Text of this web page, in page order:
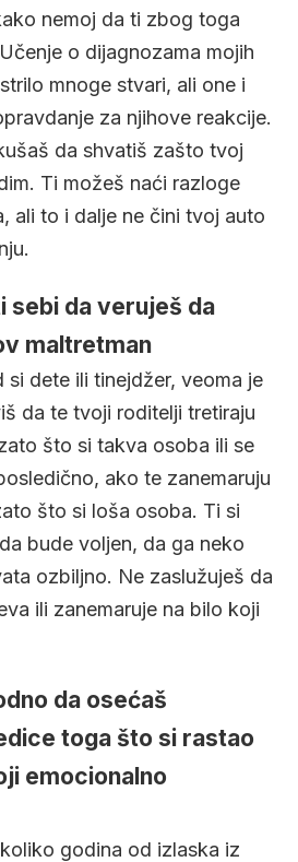
nemoj da ti zbog toga
o dijagnozama mojih
mnoge stvari, ali one i
za njihove reakcije.
da shvatiš zašto tvoj
Ti možeš naći razloge
ali to i dalje ne čini tvoj auto
sebi da veruješ da
maltretman
si dete ili tinejdžer, veoma je
da te tvoji roditelji tretiraju
što si takva osoba ili se
ako te zanemaruju
što si loša osoba. Ti si
bude voljen, da ga neko
ozbiljno. Ne zaslužuješ da
ili zanemaruje na bilo koji
da osećaš
toga što si rastao
emocionalno
godina od izlaska iz